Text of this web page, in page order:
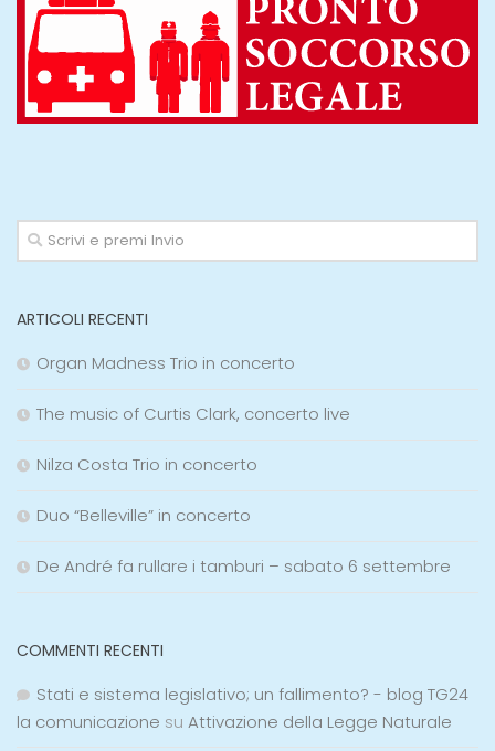
ARTICOLI RECENTI
Organ Madness Trio in concerto
The music of Curtis Clark, concerto live
Nilza Costa Trio in concerto
Duo “Belleville” in concerto
De André fa rullare i tamburi – sabato 6 settembre
COMMENTI RECENTI
Stati e sistema legislativo; un fallimento? - blog TG24
la comunicazione su Attivazione della Legge Naturale